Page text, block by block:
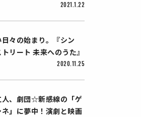
2021.1.22
々の始まり。『シン
リート 未来へのうた』
2020.11.25
人、劇団☆新感線の「ゲ
」に夢中！演劇と映画